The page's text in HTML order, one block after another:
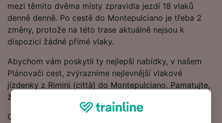
mezi těmito dvěma místy zpravidla jezdí 18 vlaků
denně denně. Po cestě do Montepulciano je třeba 2
změny, protože na této trase aktuálně nejsou k
dispozici žádné přímé vlaky.
Abychom vám poskytli ty nejlepší nabídky, v našem
Plánovači cest, zvýrazníme nejlevnější vlakové
jízdenky z Rimini (città) do Montepulciano. Pamatujte,
že čím dřív si rezervujete jízdenky, tím víc ušetříte.
Chcete si rezervovat vlakové jízdenky hned? Začněte